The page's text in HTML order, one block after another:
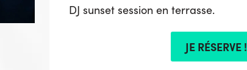
DJ sunset session en terrasse.
JE RÉSERVE !